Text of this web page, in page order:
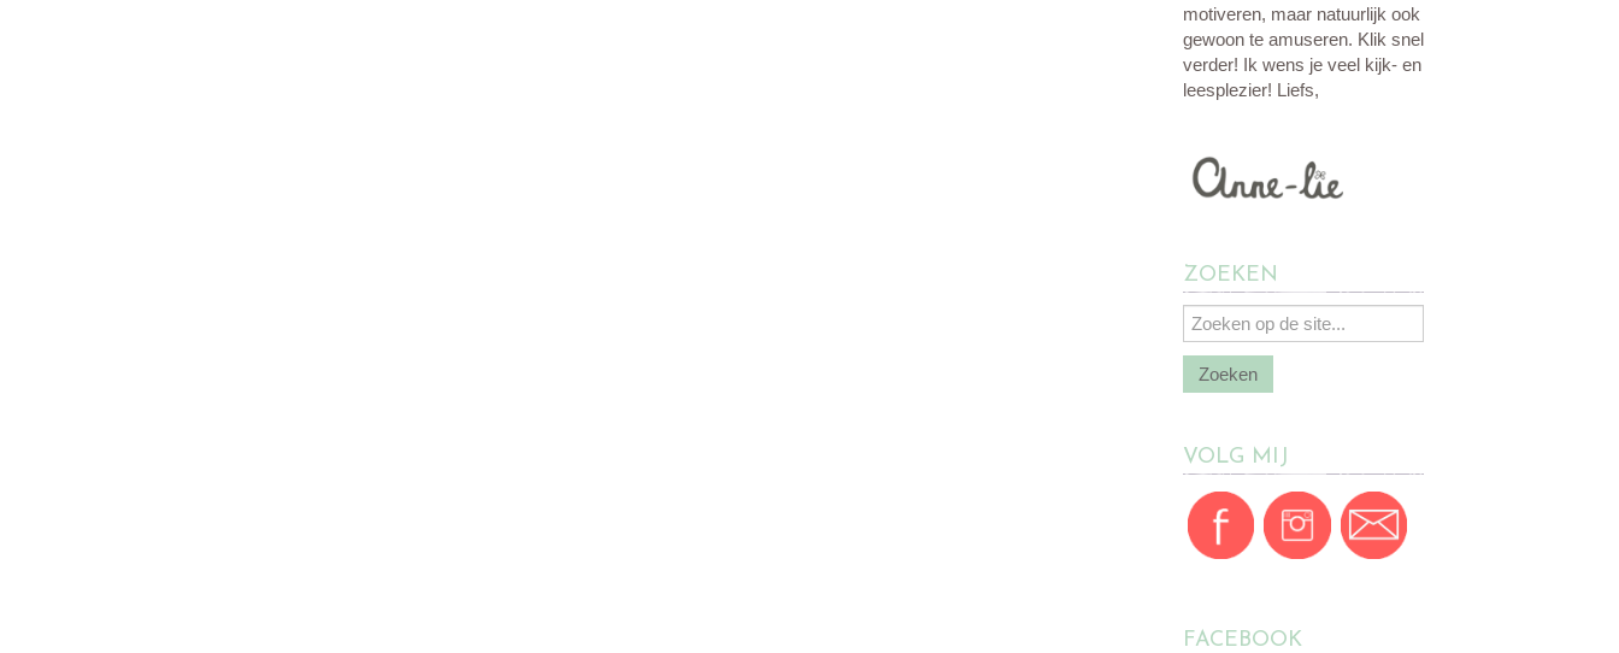
motiveren, maar natuurlijk ook
gewoon te amuseren. Klik snel
verder! Ik wens je veel kijk- en
leesplezier! Liefs,
ZOEKEN
VOLG MIJ
FACEBOOK